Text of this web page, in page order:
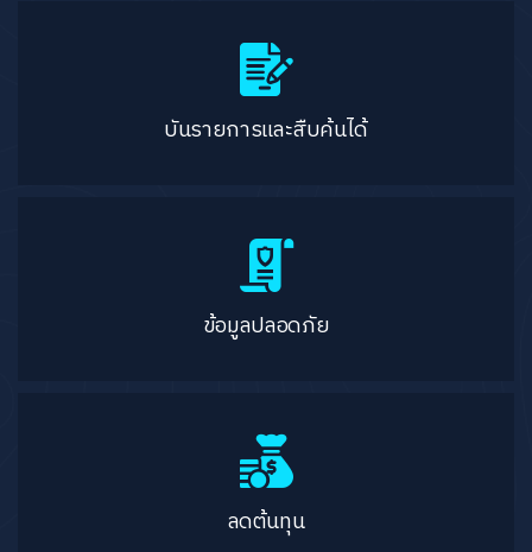
บันรายการและสืบค้นได้
ข้อมูลปลอดภัย
ลดต้นทุน